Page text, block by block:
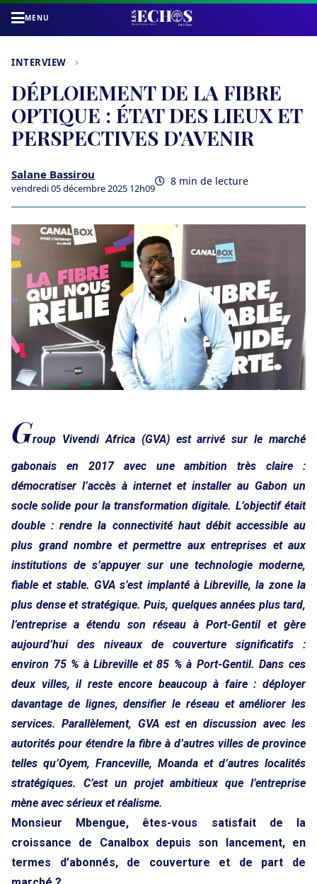
MENU
INTERVIEW ›
DÉPLOIEMENT DE LA FIBRE
OPTIQUE : ÉTAT DES LIEUX ET
PERSPECTIVES D'AVENIR
Salane Bassirou
vendredi 05 décembre 2025 12h09
8 min de lecture
Group Vivendi Africa (GVA) est arrivé sur le marché
gabonais en 2017 avec une ambition très claire :
démocratiser l’accès à internet et installer au Gabon un
socle solide pour la transformation digitale. L’objectif était
double : rendre la connectivité haut débit accessible au
plus grand nombre et permettre aux entreprises et aux
institutions de s’appuyer sur une technologie moderne,
fiable et stable. GVA s’est implanté à Libreville, la zone la
plus dense et stratégique. Puis, quelques années plus tard,
l’entreprise a étendu son réseau à Port-Gentil et gère
aujourd’hui des niveaux de couverture significatifs :
environ 75 % à Libreville et 85 % à Port-Gentil. Dans ces
deux villes, il reste encore beaucoup à faire : déployer
davantage de lignes, densifier le réseau et améliorer les
services. Parallèlement, GVA est en discussion avec les
autorités pour étendre la fibre à d’autres villes de province
telles qu’Oyem, Franceville, Moanda et d’autres localités
stratégiques. C’est un projet ambitieux que l’entreprise
mène avec sérieux et réalisme.
Monsieur Mbengue, êtes-vous satisfait de la
croissance de Canalbox depuis son lancement, en
termes d’abonnés, de couverture et de part de